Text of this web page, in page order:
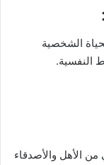
:
الشخصية
النفسية.
الأهل والأصدقاء